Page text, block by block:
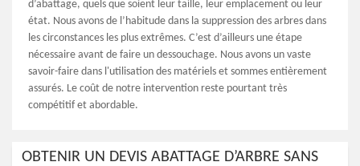
d’abattage, quels que soient leur taille, leur emplacement ou leur
état. Nous avons de l’habitude dans la suppression des arbres dans
les circonstances les plus extrêmes. C’est d’ailleurs une étape
nécessaire avant de faire un dessouchage. Nous avons un vaste
savoir-faire dans l'utilisation des matériels et sommes entièrement
assurés. Le coût de notre intervention reste pourtant très
compétitif et abordable.
OBTENIR UN DEVIS ABATTAGE D’ARBRE SANS